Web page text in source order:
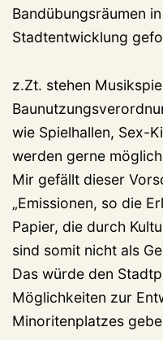
Bandübungsräumen
Stadtentwicklung
z.Zt. stehen
wie Spielhallen, Sex-
werden gerne
Mir gefällt dieser
„Emissionen, so die
Papier, die durch
sind somit nicht als
Das würde den
Möglichkeiten zur
Minoritenplatzes